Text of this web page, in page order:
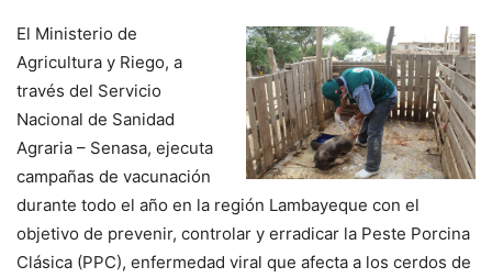
El Ministerio de
Agricultura y Riego, a
través del Servicio
Nacional de Sanidad
Agraria – Senasa, ejecuta
campañas de vacunación
durante todo el año en la región Lambayeque con el
objetivo de prevenir, controlar y erradicar la Peste Porcina
Clásica (PPC), enfermedad viral que afecta a los cerdos de